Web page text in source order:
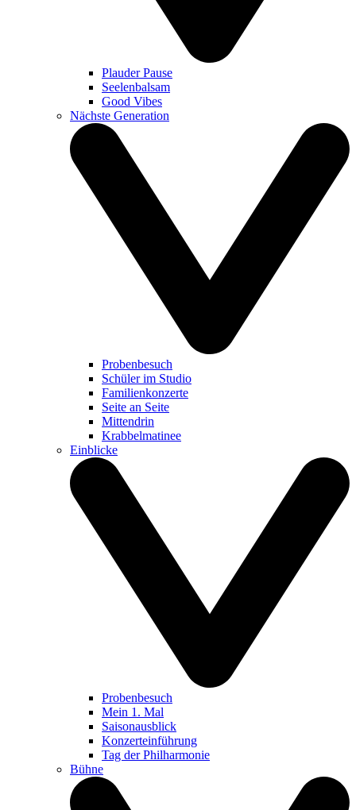
Plauder Pause
Seelenbalsam
Good Vibes
Nächste Generation
Probenbesuch
Schüler im Studio
Familienkonzerte
Seite an Seite
Mittendrin
Krabbelmatinee
Einblicke
Probenbesuch
Mein 1. Mal
Saisonausblick
Konzerteinführung
Tag der Philharmonie
Bühne